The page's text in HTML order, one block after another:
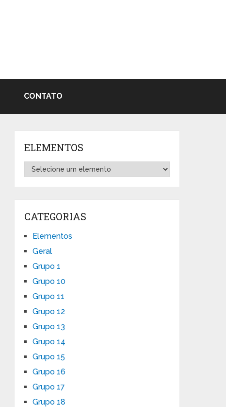
CONTATO
ELEMENTOS
CATEGORIAS
Elementos
Geral
Grupo 1
Grupo 10
Grupo 11
Grupo 12
Grupo 13
Grupo 14
Grupo 15
Grupo 16
Grupo 17
Grupo 18